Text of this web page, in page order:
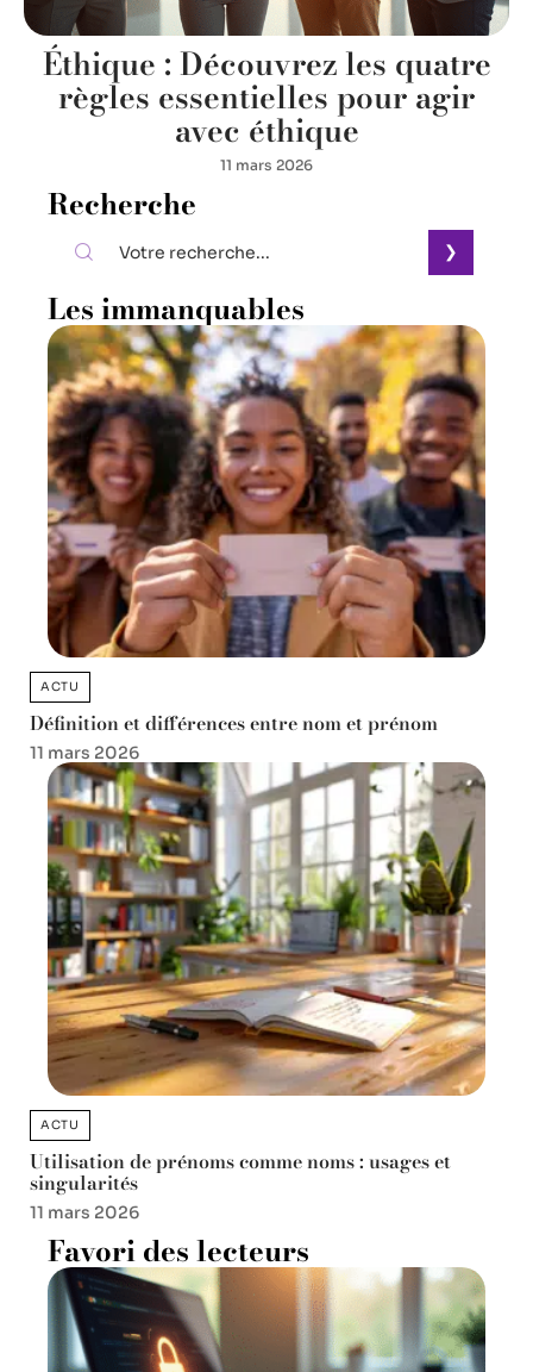
Éthique : Découvrez les quatre
règles essentielles pour agir
avec éthique
11 mars 2026
Recherche
Les immanquables
ACTU
Définition et différences entre nom et prénom
11 mars 2026
ACTU
Utilisation de prénoms comme noms : usages et
singularités
11 mars 2026
Favori des lecteurs